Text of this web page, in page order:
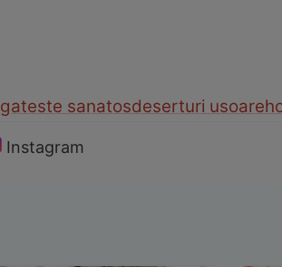
gateste sanatosdeserturi usoare
Instagram